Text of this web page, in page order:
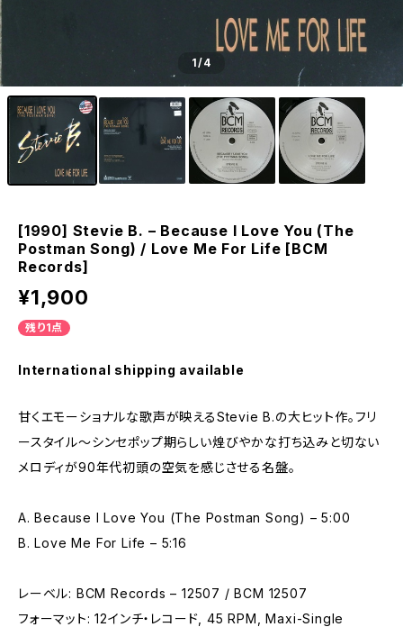
1/4
[1990] Stevie B. – Because I Love You (The
Postman Song) / Love Me For Life [BCM
Records]
¥1,900
残り1点
International shipping available
甘くエモーショナルな歌声が映えるStevie B.の大ヒット作。フリ
ースタイル〜シンセポップ期らしい煌びやかな打ち込みと切ない
メロディが90年代初頭の空気を感じさせる名盤。
A. Because I Love You (The Postman Song) – 5:00
B. Love Me For Life – 5:16
レーベル: BCM Records – 12507 / BCM 12507
フォーマット: 12インチ・レコード, 45 RPM, Maxi-Single